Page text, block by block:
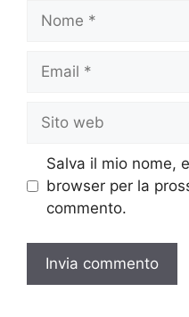
Nome
Email
Sito
web
Salva il mio nome,
browser per la
commento.